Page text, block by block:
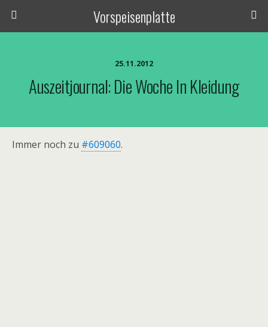
Vorspeisenplatte
25.11.2012
Auszeitjournal: Die Woche In Kleidung
Immer noch zu #609060.